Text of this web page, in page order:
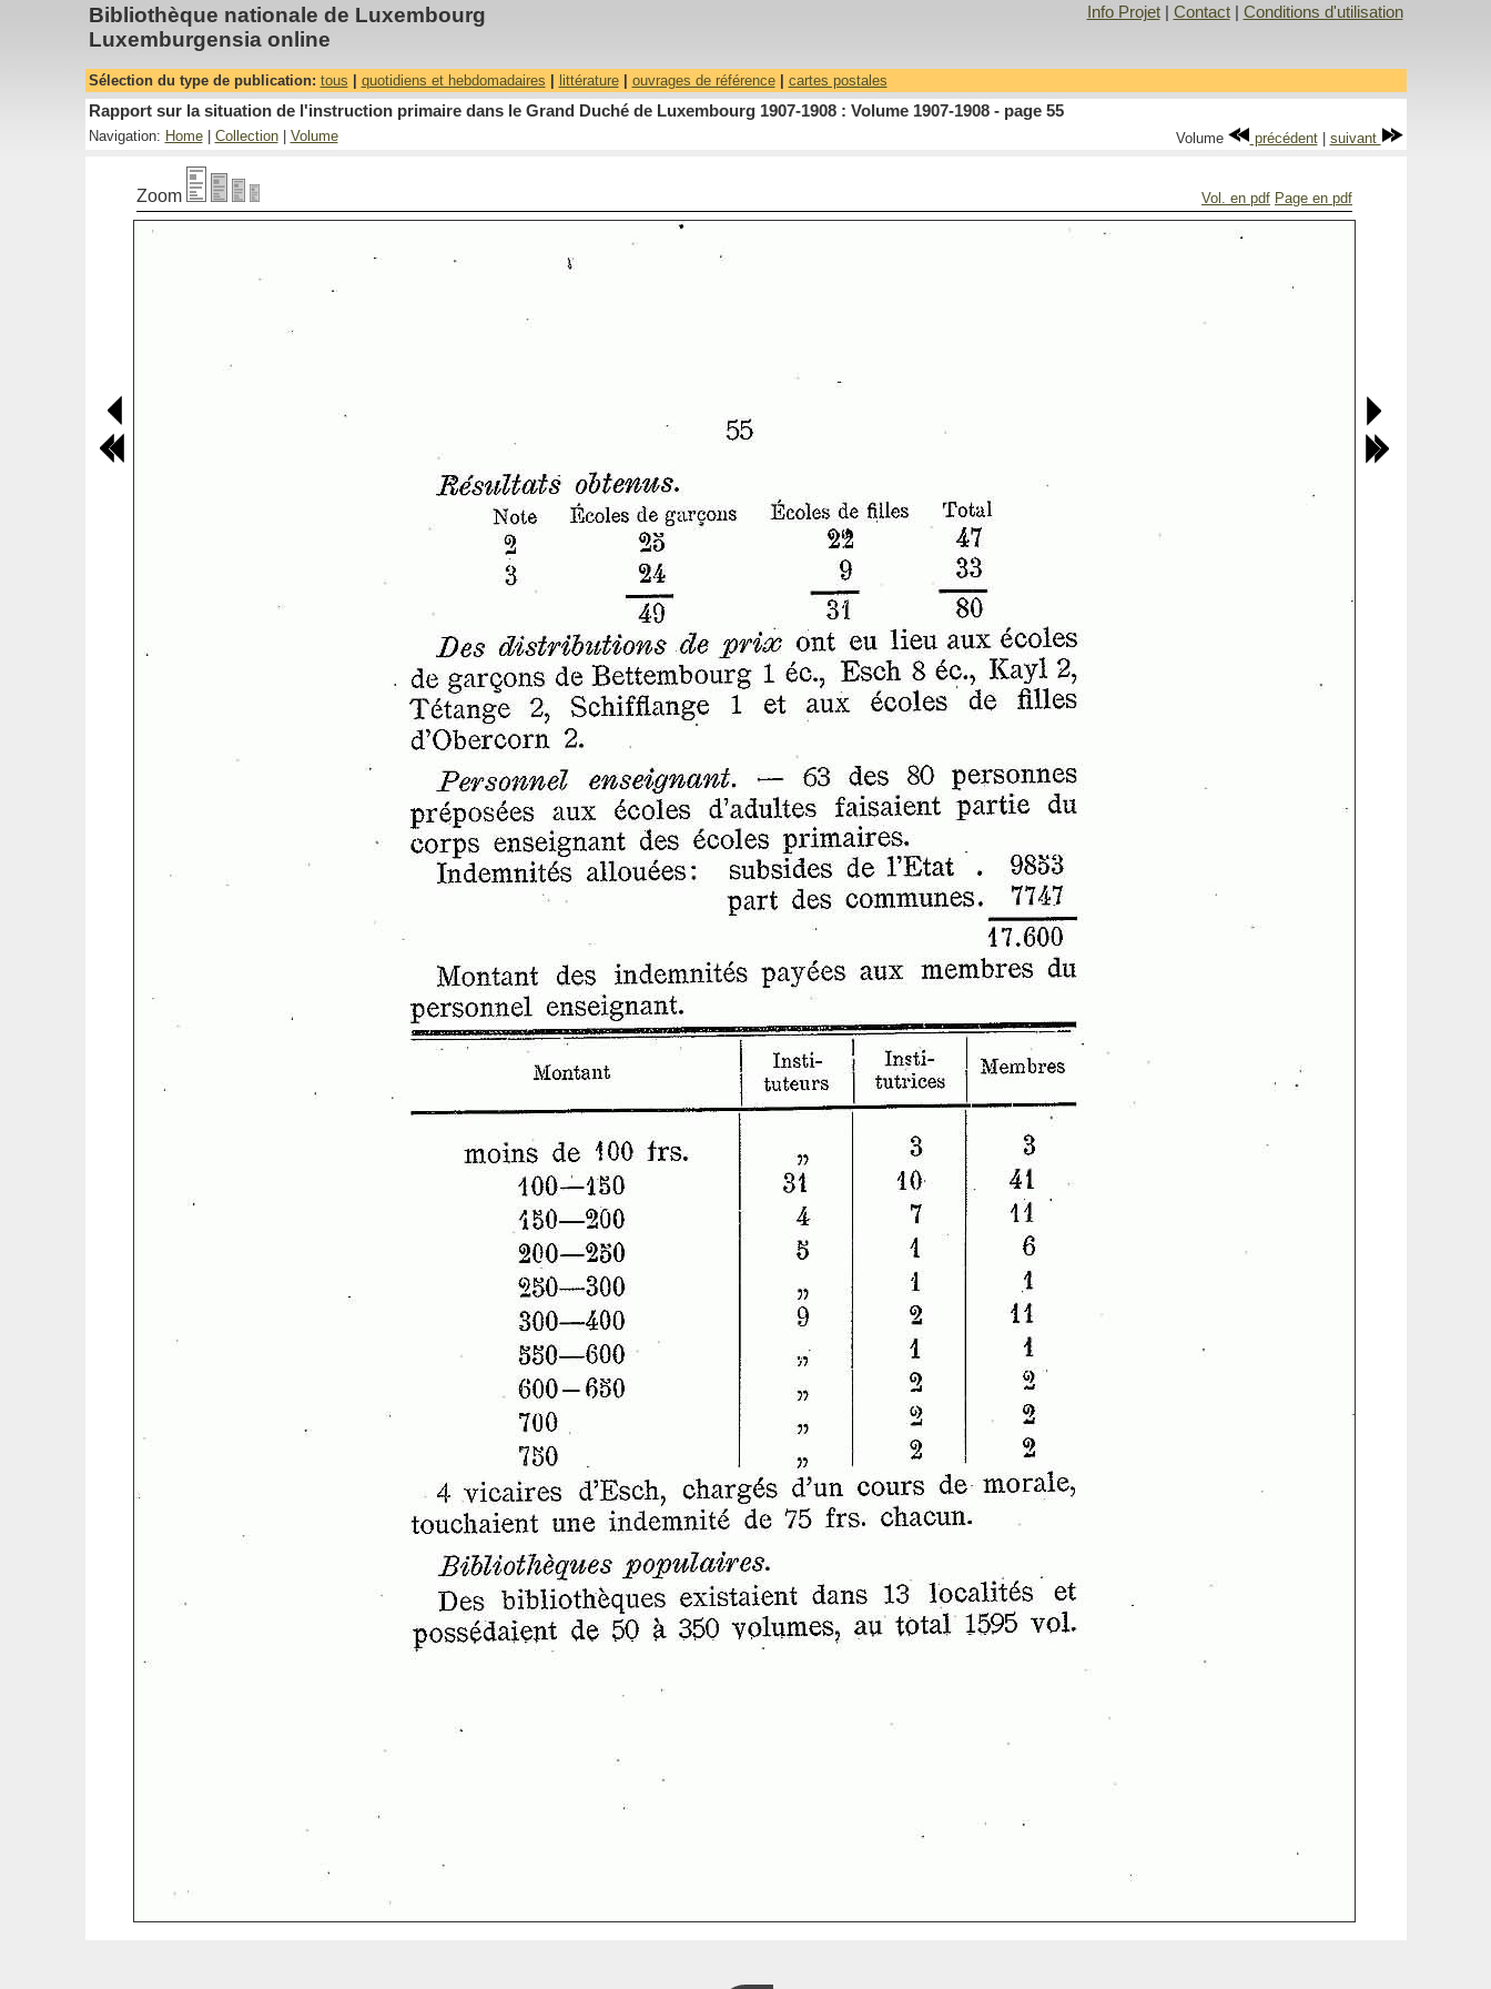
Bibliothèque nationale de Luxembourg
Luxemburgensia online
Info Projet| Contact| Conditions d'utilisation
Sélection du type de publication: tous quotidiens et hebdomadaires littérature| ouvrages de référence| cartes postales
Rapport sur la situation de l'instruction primaire dans le Grand Duché de Luxembourg 1907-1908 : Volume 1907-1908 - page 55
Navigation: Home| Collection| Volume Volume précédent| suivant
Zoom Vol. en pdf Page en pdf